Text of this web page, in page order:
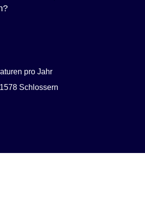
pro Jahr
Schlossern